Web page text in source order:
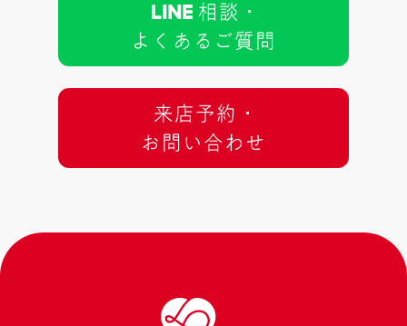
相談 ･
よくあるご質問
来店予約 ･
お問い合わせ